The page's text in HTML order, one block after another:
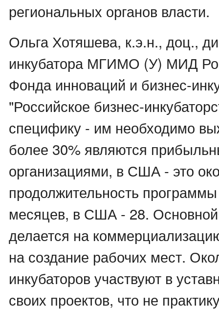
региональных органов власти.
Ольга Хотяшева, к.э.н., доц.,
инкубатора МГИМО (У) МИД
Фонда инноваций и бизнес-
"Российское бизнес-
специфику - им необходимо
более 30% являются
организациями, в США - это
продолжительность
месяцев, в США - 28.
делается на
на создание рабочих мест.
инкубаторов участвуют в
своих проектов, что не